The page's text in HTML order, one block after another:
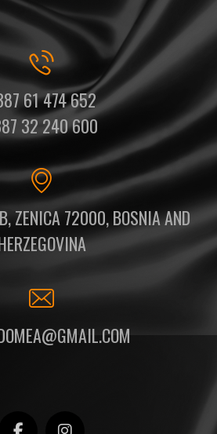
61 474 652
32 240 600
ZENICA 72000, BOSNIA AND